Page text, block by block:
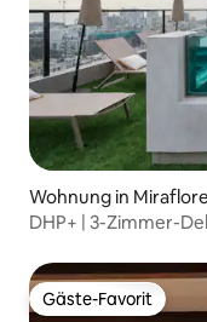
Wohnung in
DHP+ | 3-Zimmer-
Gäste-Favorit
Gäste-Favorit